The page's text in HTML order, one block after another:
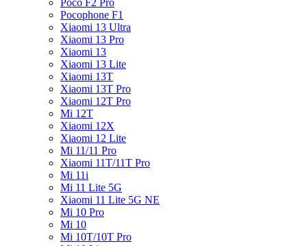
Poco F2 Pro
Pocophone F1
Xiaomi 13 Ultra
Xiaomi 13 Pro
Xiaomi 13
Xiaomi 13 Lite
Xiaomi 13T
Xiaomi 13T Pro
Xiaomi 12T Pro
Mi 12T
Xiaomi 12X
Xiaomi 12 Lite
Mi 11/11 Pro
Xiaomi 11T/11T Pro
Mi 11i
Mi 11 Lite 5G
Xiaomi 11 Lite 5G NE
Mi 10 Pro
Mi 10
Mi 10T/10T Pro